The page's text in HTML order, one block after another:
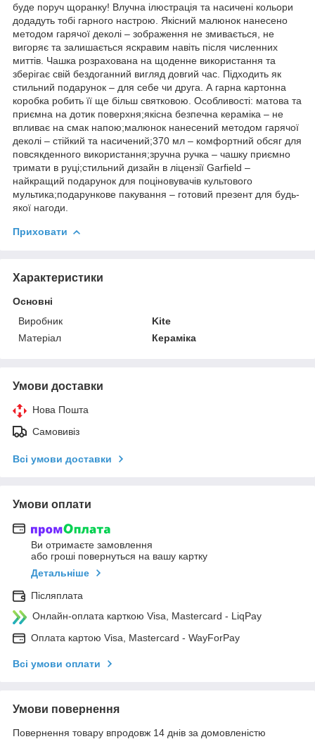
буде поруч щоранку! Влучна ілюстрація та насичені кольори
додадуть тобі гарного настрою. Якісний малюнок нанесено
методом гарячої деколі – зображення не змивається, не
вигоряє та залишається яскравим навіть після численних
миттів. Чашка розрахована на щоденне використання та
зберігає свій бездоганний вигляд довгий час. Підходить як
стильний подарунок – для себе чи друга. А гарна картонна
коробка робить її ще більш святковою. Особливості: матова та
приємна на дотик поверхня;якісна безпечна кераміка – не
впливає на смак напою;малюнок нанесений методом гарячої
деколі – стійкий та насичений;370 мл – комфортний обсяг для
повсякденного використання;зручна ручка – чашку приємно
тримати в руці;стильний дизайн в ліцензії Garfield –
найкращий подарунок для поціновувачів культового
мультика;подарункове пакування – готовий презент для будь-
якої нагоди.
Приховати
Характеристики
Основні
Виробник
Kite
Матеріал
Кераміка
Умови доставки
Нова Пошта
Самовивіз
Всі умови доставки
Умови оплати
Ви отримаєте замовлення
або гроші повернуться на вашу картку
Детальніше
Післяплата
Онлайн-оплата карткою Visa, Mastercard - LiqPay
Оплата картою Visa, Mastercard - WayForPay
Всі умови оплати
Умови повернення
Повернення товару впродовж 14 днів за домовленістю